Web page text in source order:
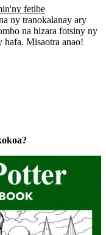
fetibe
ny tranokalanay ary
na hizara fotsiny ny
hafa. Misaotra anao!